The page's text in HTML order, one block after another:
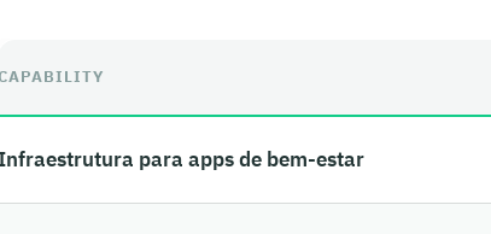
Infraestrutura para apps de bem-estar